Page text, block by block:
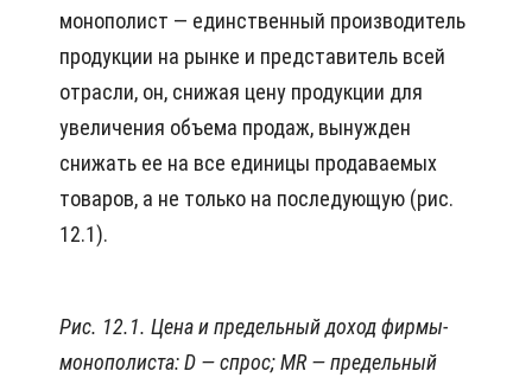
монополист — единственный производитель
продукции на рынке и представитель всей
отрасли, он, снижая цену продукции для
увеличения объема продаж, вынужден
снижать ее на все единицы продаваемых
товаров, а не только на последующую (рис.
12.1).
Рис. 12.1. Цена и предельный доход фирмы-
монополиста:D — спрос;MR — предельный